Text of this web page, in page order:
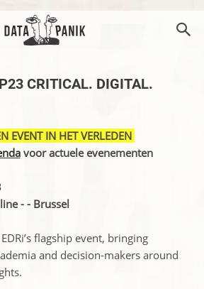
CRITICAL. DIGITAL.
EVENT IN HET VERLEDEN
voor actuele evenementen
- - Brussel
flagship event, bringing
and decision-makers around